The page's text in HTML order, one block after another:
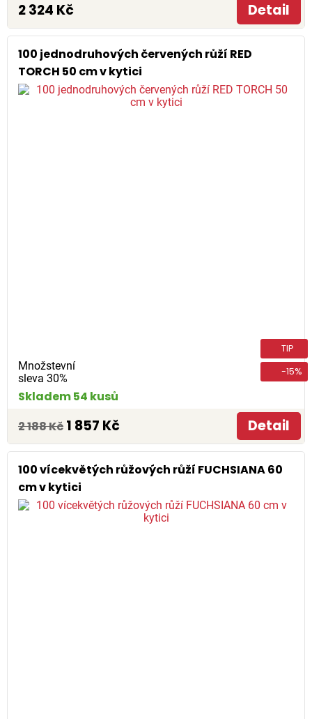
2 324 Kč Detail
100 jednodruhových červených růží RED
TORCH 50 cm v kytici
Množstevní
sleva 30%
TIP
-15%
Skladem 54 kusů
2 188 Kč 1 857 Kč Detail
100 vícekvětých růžových růží FUCHSIANA 60
cm v kytici